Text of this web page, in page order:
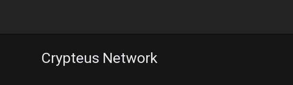
Crypteus Network